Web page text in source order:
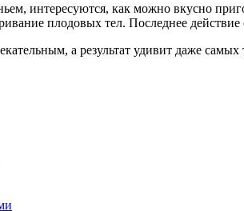
интересуются, как можно вкусно
плодовых тел. Последнее
а результат удивит даже самых